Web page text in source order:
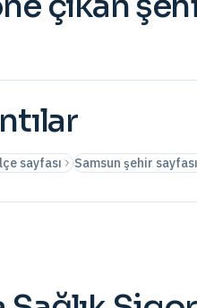
sayfası Samsun şehir sayfası